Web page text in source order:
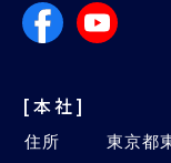
[本社]
住所 東京都